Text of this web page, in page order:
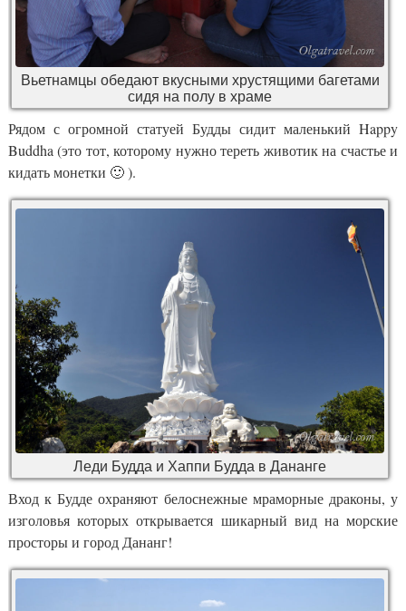
Вьетнамцы обедают вкусными хрустящими багетами
сидя на полу в храме
Рядом с огромной статуей Будды сидит маленький Happy
Buddha (это тот, которому нужно тереть животик на счастье и
кидать монетки 🙂 ).
Леди Будда и Хаппи Будда в Дананге
Вход к Будде охраняют белоснежные мраморные драконы, у
изголовья которых открывается шикарный вид на морские
просторы и город Дананг!